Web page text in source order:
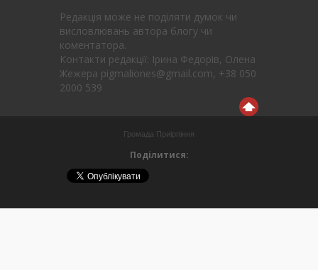
Редакція може не поділяти думок чи
висловлювань автора блогу чи
коментатора.
Контакти редакції: Ірина Федорів, Олена
Жежера pigmaliones@gmail.com, +38 050
2000 539
Громада Приірпіння
Поділитися: